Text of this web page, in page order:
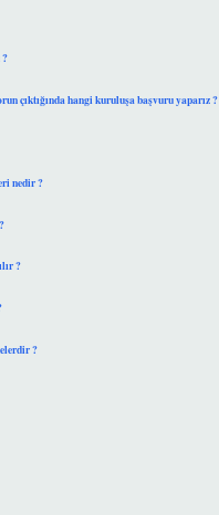
çıktığında hangi kuruluşa başvuru yaparız ?
nedir ?
?
?